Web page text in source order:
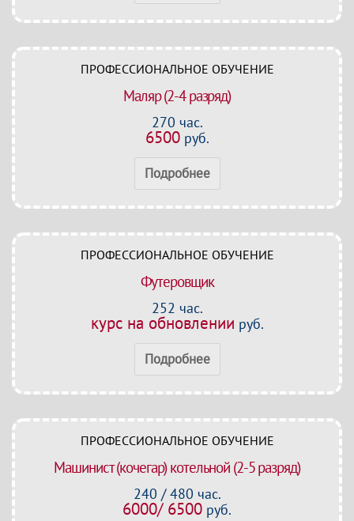
ПРОФЕССИОНАЛЬНОЕ ОБУЧЕНИЕ
Маляр (2-4 разряд)
270 час.
6500руб.
Подробнее
ПРОФЕССИОНАЛЬНОЕ ОБУЧЕНИЕ
Футеровщик
252 час.
курс на обновлении руб.
Подробнее
ПРОФЕССИОНАЛЬНОЕ ОБУЧЕНИЕ
Машинист (кочегар) котельной (2-5 разряд)
240 / 480 час.
6000/ 6500 руб.